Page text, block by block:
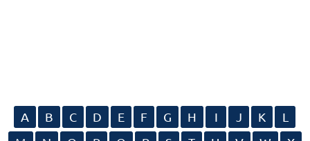
A B C D E F G H I J K
L